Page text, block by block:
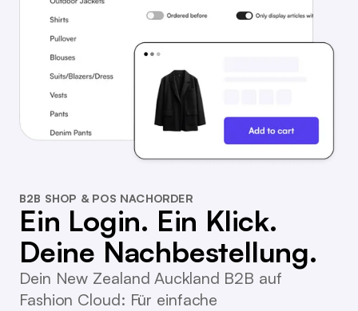
B2B SHOP & POS NACHORDER
Ein Login. Ein Klick.
Deine Nachbestellung.
Dein New Zealand Auckland B2B auf
Fashion Cloud: Für einfache